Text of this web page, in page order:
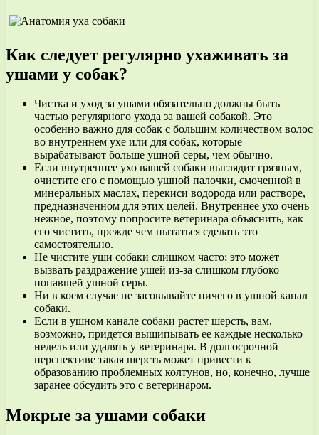
Как следует регулярно ухаживать за
ушами у собак?
Чистка и уход за ушами обязательно должны быть
частью регулярного ухода за вашей собакой. Это
особенно важно для собак с большим количеством волос
во внутреннем ухе или для собак, которые
вырабатывают больше ушной серы, чем обычно.
Если внутреннее ухо вашей собаки выглядит грязным,
очистите его с помощью ушной палочки, смоченной в
минеральных маслах, перекиси водорода или растворе,
предназначенном для этих целей. Внутреннее ухо очень
нежное, поэтому попросите ветеринара объяснить, как
его чистить, прежде чем пытаться сделать это
самостоятельно.
Не чистите уши собаки слишком часто; это может
вызвать раздражение ушей из-за слишком глубоко
попавшей ушной серы.
Ни в коем случае не засовывайте ничего в ушной канал
собаки.
Если в ушном канале собаки растет шерсть, вам,
возможно, придется выщипывать ее каждые несколько
недель или удалять у ветеринара. В долгосрочной
перспективе такая шерсть может привести к
образованию проблемных колтунов, но, конечно, лучше
заранее обсудить это с ветеринаром.
Мокрые за ушами собаки